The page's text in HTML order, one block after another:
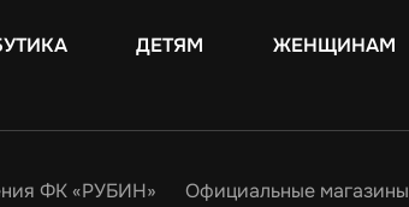
ДЕТЯМ ЖЕНЩИНАМ
ФК «РУБИН» Официальные магазины